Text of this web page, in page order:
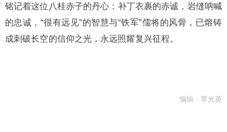
铭记着这位八桂赤子的丹心：补丁衣裹的赤诚，岩缝呐喊
的忠诚，“很有远见”的智慧与“铁军”儒将的风骨，已熔铸
成刺破长空的信仰之光，永远照耀复兴征程。
编辑：覃光英